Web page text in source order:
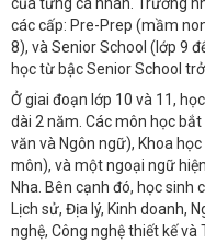
các cấp: Pre-Prep (mầm
8), và Senior School (lớp 9
học từ bậc Senior School
Ở giai đoạn lớp 10 và 11,
dài 2 năm. Các môn học
văn và Ngôn ngữ), Khoa
môn), và một ngoại ngữ
Nha. Bên cạnh đó, học
Lịch sử, Địa lý, Kinh doanh,
nghệ, Công nghệ thiết kế